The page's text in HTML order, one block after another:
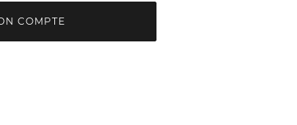
COMPTE